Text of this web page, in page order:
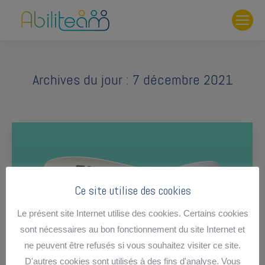
Archives du jour : 7 décembre 2021
Ce site utilise des cookies
Le présent site Internet utilise des cookies. Certains cookies
sont nécessaires au bon fonctionnement du site Internet et
ne peuvent être refusés si vous souhaitez visiter ce site.
D'autres cookies sont utilisés à des fins d'analyse. Vous